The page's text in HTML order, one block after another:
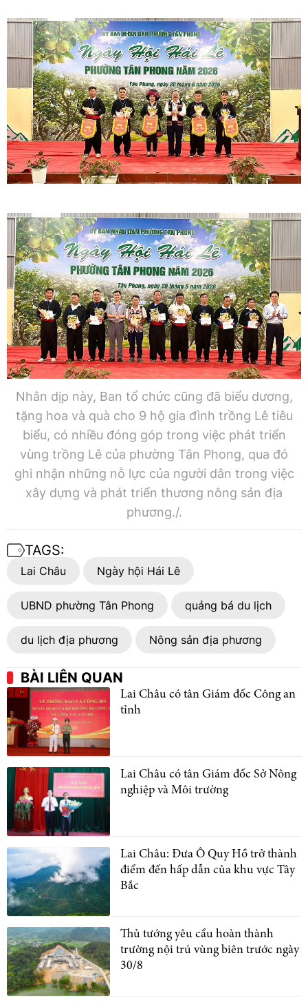
Nhân dịp này, Ban tổ chức cũng đã biểu dương,
tặng hoa và quà cho 9 hộ gia đình trồng Lê tiêu
biểu, có nhiều đóng góp trong việc phát triển
vùng trồng Lê của phường Tân Phong, qua đó
ghi nhận những nỗ lực của người dân trong việc
xây dựng và phát triển thương nông sản địa
phương./.
TAGS:
Lai Châu Ngày hội Hái Lê
UBND phường Tân Phong quảng bá du lịch
du lịch địa phương Nông sản địa phương
BÀI LIÊN QUAN
Lai Châu có tân Giám đốc Công an
tỉnh
Lai Châu có tân Giám đốc Sở Nông
nghiệp và Môi trường
Lai Châu: Đưa Ô Quy Hồ trở thành
điểm đến hấp dẫn của khu vực Tây
Bắc
Thủ tướng yêu cầu hoàn thành
trường nội trú vùng biên trước ngày
30/8